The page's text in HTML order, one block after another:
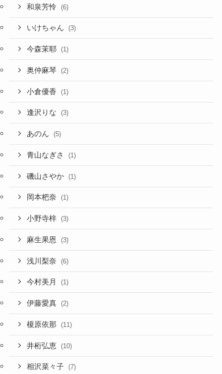
和泉芳怜 (6)
いけちゃん (3)
今森茉耶 (1)
奥仲麻琴 (2)
小倉優香 (1)
逢沢りな (3)
あのん (5)
青山なぎさ (1)
磯山さやか (1)
岡本杷奈 (1)
小野寺梓 (3)
麻生果恩 (3)
浅川梨奈 (6)
今村美月 (1)
伊藤愛真 (2)
榎原依那 (11)
井桁弘恵 (10)
相沢菜々子 (7)